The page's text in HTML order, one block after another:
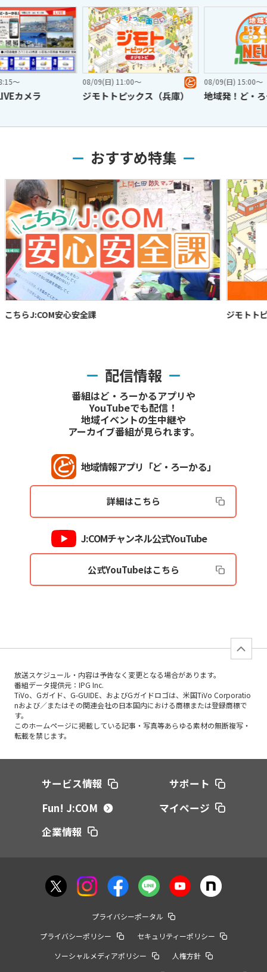
08/09(日) 11:00〜
ジモトトピックス（兵庫）
08/09(日) 15:00〜
地域発！ど・ろーかるNEWS
おすすめ特集
ジモトトピックス ふ
配信情報
番組はど・ろーかるアプリや
YouTubeでも配信！
地域イベントの生中継や
アーカイブ番組が見られます。
地域情報アプリ「ど・ろーかる」
詳細はこちら
J:COMチャンネル公式YouTube
公式YouTubeはこちら
放送スケジュール・内容は予告なく変更となる場合があります。
番組データ提供元：IPG Inc.
TiVo、Gガイド、G-GUIDE、およびGガイドロゴは、米国TiVo Corporatio
nおよび／またはその関連会社の日本国内における商標または登録商標で
す。
このホームページに掲載している記事・写真等あらゆる素材の無断複写・
転載を禁じます。
サービス情報
サポート
Fun! J:COM
マイページ
企業情報
プライバシーポータル
プライバシーポリシー
セキュリティーポリシー
ソーシャルメディアポリシー
人権方針